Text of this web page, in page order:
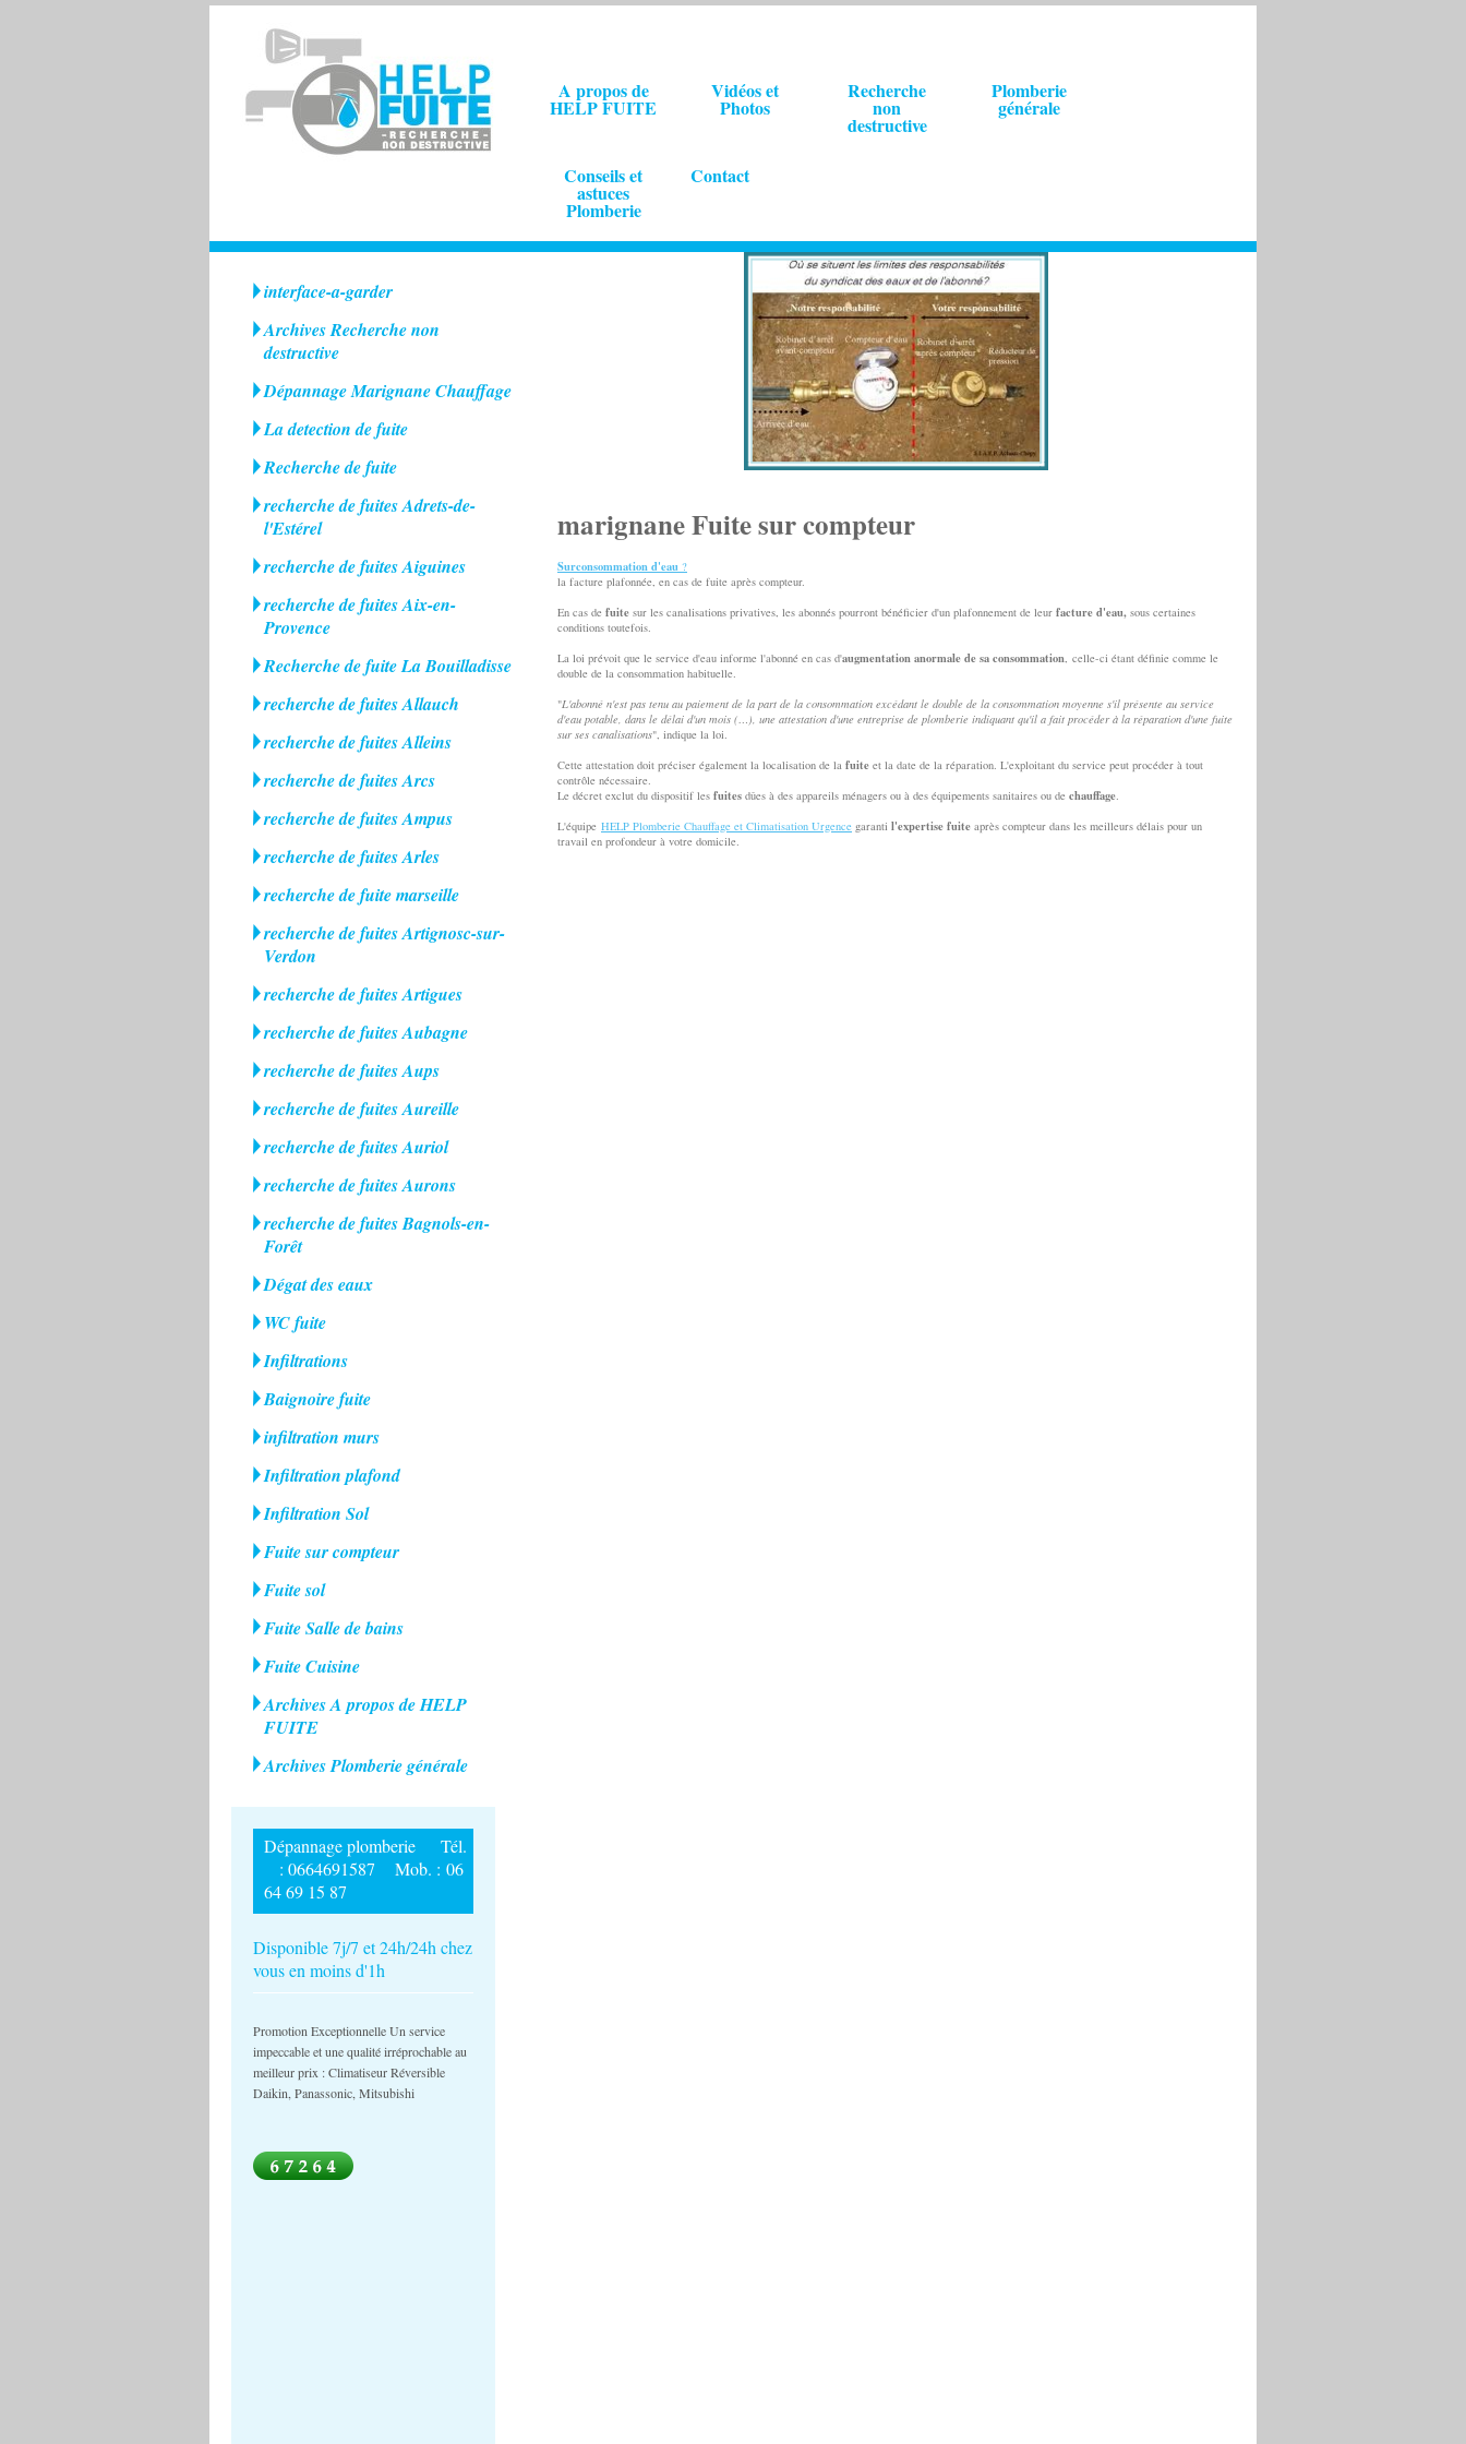
A propos de
HELP FUITE
Vidéos et
Photos
Recherche
non
destructive
Plomberie
générale
Conseils et
astuces
Plomberie
Contact
marignane Fuite sur compteur
Surconsommation d'eau ?
la facture plafonnée, en cas de fuite après compteur.
En cas de fuite sur les canalisations privatives, les abonnés pourront bénéficier d'un plafonnement de leur facture d'eau, sous certaines
conditions toutefois.
La loi prévoit que le service d'eau informe l'abonné en cas d'augmentation anormale de sa consommation, celle-ci étant définie comme le
double de la consommation habituelle.
"L'abonné n'est pas tenu au paiement de la part de la consommation excédant le double de la consommation moyenne s'il présente au service
d'eau potable, dans le délai d'un mois (…), une attestation d'une entreprise de plomberie indiquant qu'il a fait procéder à la réparation d'une fuite
sur ses canalisations", indique la loi.
Cette attestation doit préciser également la localisation de la fuite et la date de la réparation. L'exploitant du service peut procéder à tout
contrôle nécessaire.
Le décret exclut du dispositif les fuites dûes à des appareils ménagers ou à des équipements sanitaires ou de chauffage.
L'équipe HELP Plomberie Chauffage et Climatisation Urgence garanti l'expertise fuite après compteur dans les meilleurs délais pour un
travail en profondeur à votre domicile.
interface-a-garder
Archives Recherche non
destructive
Dépannage Marignane Chauffage
La detection de fuite
Recherche de fuite
recherche de fuites Adrets-de-
l'Estérel
recherche de fuites Aiguines
recherche de fuites Aix-en-
Provence
Recherche de fuite La Bouilladisse
recherche de fuites Allauch
recherche de fuites Alleins
recherche de fuites Arcs
recherche de fuites Ampus
recherche de fuites Arles
recherche de fuite marseille
recherche de fuites Artignosc-sur-
Verdon
recherche de fuites Artigues
recherche de fuites Aubagne
recherche de fuites Aups
recherche de fuites Aureille
recherche de fuites Auriol
recherche de fuites Aurons
recherche de fuites Bagnols-en-
Forêt
Dégat des eaux
WC fuite
Infiltrations
Baignoire fuite
infiltration murs
Infiltration plafond
Infiltration Sol
Fuite sur compteur
Fuite sol
Fuite Salle de bains
Fuite Cuisine
Archives A propos de HELP
FUITE
Archives Plomberie générale
Dépannage plomberie Tél.
: 0664691587 Mob. : 06
64 69 15 87
Disponible 7j/7 et 24h/24h chez
vous en moins d'1h
Promotion Exceptionnelle Un service
impeccable et une qualité irréprochable au
meilleur prix : Climatiseur Réversible
Daikin, Panassonic, Mitsubishi